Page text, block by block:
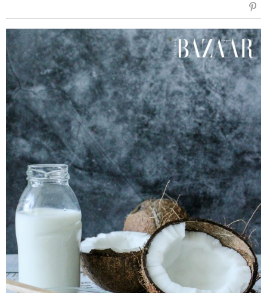
sẻ